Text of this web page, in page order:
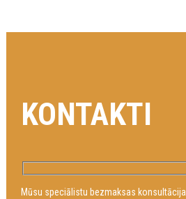
KONTAKTI
Mūsu speciālistu bezmaksas konsultācija